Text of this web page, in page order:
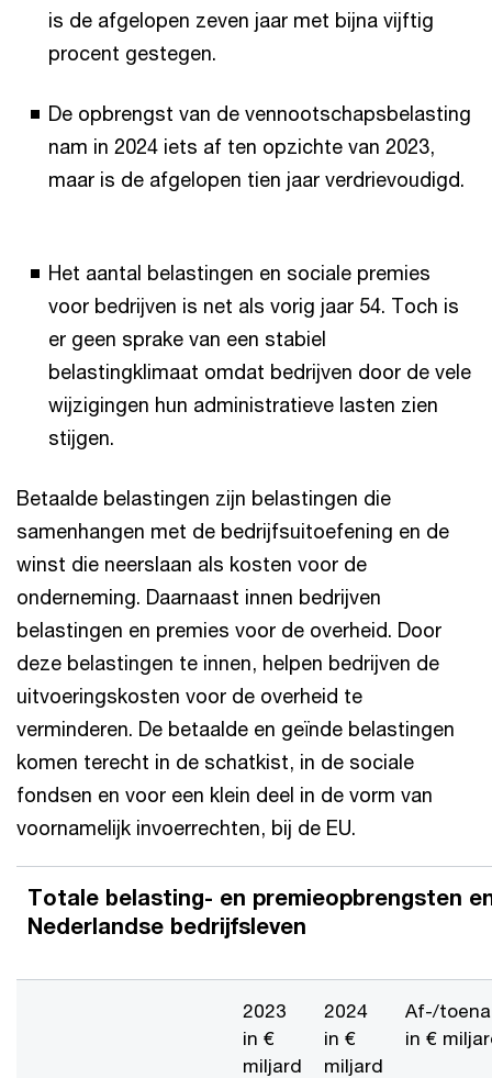
is de afgelopen zeven jaar met bijna vijftig
procent gestegen.
De opbrengst van de vennootschapsbelasting
nam in 2024 iets af ten opzichte van 2023,
maar is de afgelopen tien jaar verdrievoudigd.
Het aantal belastingen en sociale premies
voor bedrijven is net als vorig jaar 54. Toch is
er geen sprake van een stabiel
belastingklimaat omdat bedrijven door de vele
wijzigingen hun administratieve lasten zien
stijgen.
Betaalde belastingen zijn belastingen die
samenhangen met de bedrijfsuitoefening en de
winst die neerslaan als kosten voor de
onderneming. Daarnaast innen bedrijven
belastingen en premies voor de overheid. Door
deze belastingen te innen, helpen bedrijven de
uitvoeringskosten voor de overheid te
verminderen. De betaalde en geïnde belastingen
komen terecht in de schatkist, in de sociale
fondsen en voor een klein deel in de vorm van
voornamelijk invoerrechten, bij de EU.
Totale belasting- en premieopbrengsten
Nederlandse bedrijfsleven
2023
in €
miljard
2024
in €
miljard
Af-/
in €